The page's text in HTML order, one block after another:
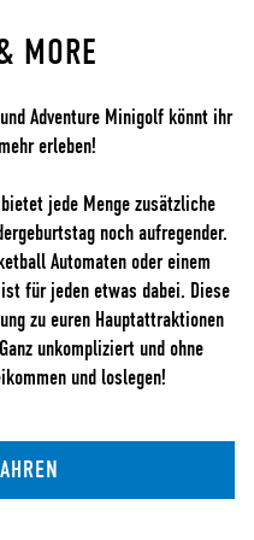
MORE
Adventure Minigolf könnt ihr
erleben!
jede Menge zusätzliche
noch aufregender.
Automaten oder einem
für jeden etwas dabei. Diese
zu euren Hauptattraktionen
unkompliziert und ohne
und loslegen!